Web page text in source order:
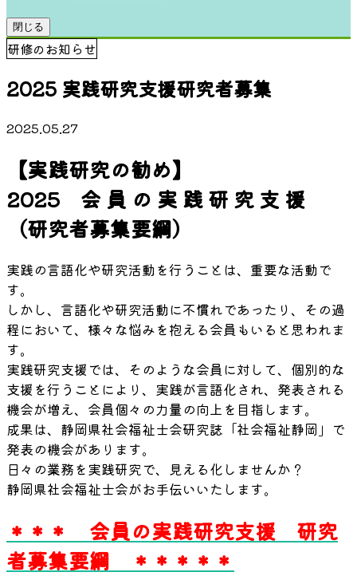
閉じる
研修のお知らせ
2025 実践研究支援研究者募集
2025.05.27
【実践研究の勧め】
2025 会 員 の 実 践 研 究 支 援
（研究者募集要綱）
実践の言語化や研究活動を行うことは、重要な活動で
す。
しかし、言語化や研究活動に不慣れであったり、その過
程において、様々な悩みを抱える会員もいると思われま
す。
実践研究支援では、そのような会員に対して、個別的な
支援を行うことにより、実践が言語化され、発表される
機会が増え、会員個々の力量の向上を目指します。
成果は、静岡県社会福祉士会研究誌「社会福祉静岡」で
発表の機会があります。
日々の業務を実践研究で、見える化しませんか？
静岡県社会福祉士会がお手伝いいたします。
＊＊＊ 会員の実践研究支援 研究
者募集要綱 ＊＊＊＊＊